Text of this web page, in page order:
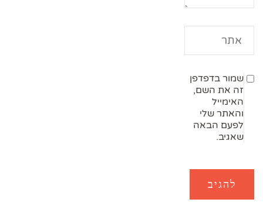
שמור בדפדפן
זה את השם,
האימייל
והאתר שלי
לפעם הבאה
שאגיב.